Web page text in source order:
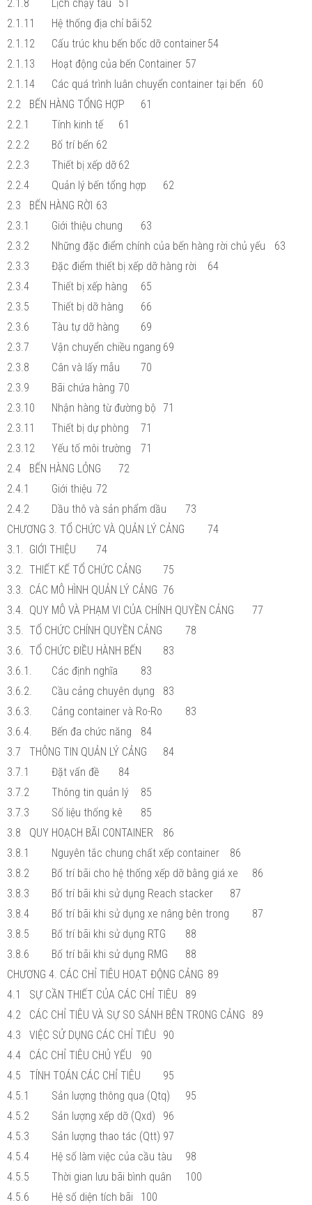
2.1.8
Lịch chạy tàu
51
2.1.11
Hệ thống địa chỉ bãi 52
2.1.12
Cấu trúc khu bến bốc dỡ container54
2.1.13
Hoạt động của bến Container 57
2.1.14
Các quá trình luân chuyển container tại bến 60
2.2
BẾN HÀNG TỔNG HỢP
61
2.2.1
Tính kinh tế
61
2.2.2
Bố trí bến 62
2.2.3
Thiết bị xếp dỡ 62
2.2.4
Quản lý bến tổng hợp
62
2.3
BẾN HÀNG RỜI 63
2.3.1
Giới thiệu chung
63
2.3.2
Những đặc điểm chính của bến hàng rời chủ yếu
63
2.3.3
Đặc điểm thiết bị xếp dỡ hàng rời
64
2.3.4
Thiết bị xếp hàng
65
2.3.5
Thiết bị dỡ hàng
66
2.3.6
Tàu tự dỡ hàng
69
2.3.7
Vận chuyển chiều ngang 69
2.3.8
Cân và lấy mẫu
70
2.3.9
Bãi chứa hàng 70
2.3.10
Nhận hàng từ đường bộ 71
2.3.11
Thiết bị dự phòng
71
2.3.12
Yếu tố môi trường
71
2.4
BẾN HÀNG LỎNG
72
2.4.1
Giới thiệu 72
2.4.2
Dầu thô và sản phẩm dầu
73
CHƯƠNG 3. TỔ CHỨC VÀ QUẢN LÝ CẢNG
74
3.1.
GIỚI THIỆU
74
3.2.
THIẾT KẾ TỔ CHỨC CẢNG
75
3.3.
CÁC MÔ HÌNH QUẢN LÝ CẢNG 76
3.4.
QUY MÔ VÀ PHẠM VI CỦA CHÍNH QUYỀN CẢNG
77
3.5.
TỔ CHỨC CHÍNH QUYỀN CẢNG
78
3.6.
TỔ CHỨC ĐIỀU HÀNH BẾN
83
3.6.1.
Các định nghĩa
83
3.6.2.
Cầu cảng chuyên dụng
83
3.6.3.
Cảng container và Ro-Ro
83
3.6.4.
Bến đa chức năng
84
3.7
THÔNG TIN QUẢN LÝ CẢNG
84
3.7.1
Đặt vấn đề
84
3.7.2
Thông tin quản lý
85
3.7.3
Số liệu thống kê
85
3.8
QUY HOẠCH BÃI CONTAINER
86
3.8.1
Nguyên tắc chung chất xếp container
86
3.8.2
Bố trí bãi cho hệ thống xếp dỡ bằng giá xe
86
3.8.3
Bố trí bãi khi sử dụng Reach stacker
87
3.8.4
Bố trí bãi khi sử dụng xe nâng bên trong
87
3.8.5
Bố trí bãi khi sử dụng RTG
88
3.8.6
Bố trí bãi khi sử dụng RMG
88
CHƯƠNG 4. CÁC CHỈ TIÊU HOẠT ĐỘNG CẢNG 89
4.1
SỰ CẦN THIẾT CỦA CÁC CHỈ TIÊU
89
4.2
CÁC CHỈ TIÊU VÀ SỰ SO SÁNH BÊN TRONG CẢNG
89
4.3
VIỆC SỬ DỤNG CÁC CHỈ TIÊU
90
4.4
CÁC CHỈ TIÊU CHỦ YẾU
90
4.5
TÍNH TOÁN CÁC CHỈ TIÊU
95
4.5.1
Sản lượng thông qua (Qtq)
95
4.5.2
Sản lượng xếp dỡ (Qxd)
96
4.5.3
Sản lượng thao tác (Qtt) 97
4.5.4
Hệ số làm việc của cầu tàu
98
4.5.5
Thời gian lưu bãi bình quân
100
4.5.6
Hệ số diện tích bãi 100